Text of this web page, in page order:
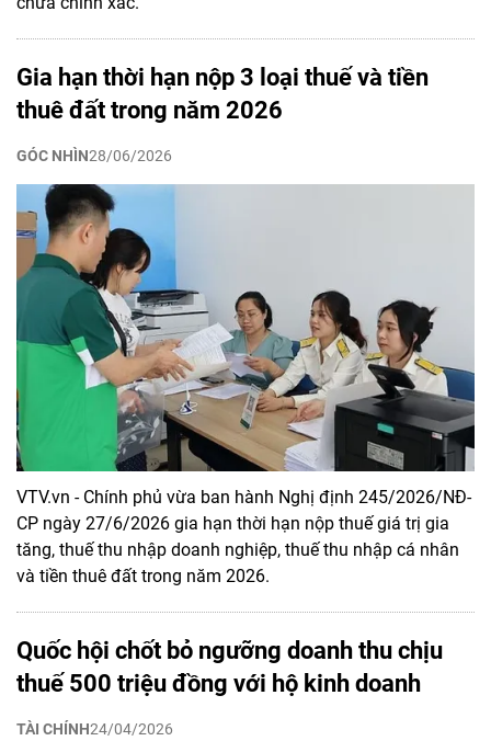
Gia hạn thời hạn nộp 3 loại thuế và tiền
thuê đất trong năm 2026
GÓC NHÌN28/06/2026
VTV.vn - Chính phủ vừa ban hành Nghị định 245/2026/NĐ-
CP ngày 27/6/2026 gia hạn thời hạn nộp thuế giá trị gia
tăng, thuế thu nhập doanh nghiệp, thuế thu nhập cá nhân
và tiền thuê đất trong năm 2026.
Quốc hội chốt bỏ ngưỡng doanh thu chịu
thuế 500 triệu đồng với hộ kinh doanh
TÀI CHÍNH24/04/2026